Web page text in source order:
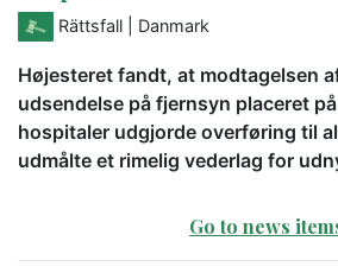
Rättsfall | Danmark
Højesteret fandt, at modtagelsen
udsendelse på fjernsyn placeret
hospitaler udgjorde overføring til
udmålte et rimelig vederlag for
Go to news